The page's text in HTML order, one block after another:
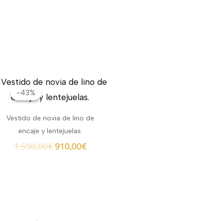
-43%
-43%
Vestido de novia de lino de
encaje y lentejuelas.
1.590,00€
El
original
1.590,00€.
910,00€
El
actual
910,00€.